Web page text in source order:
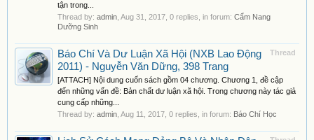
tận trong...
Thread by: admin Aug 31, 2017 , 0 replies, in forum: Cẩm Nang
Dưỡng Sinh
Thread
Báo Chí Và Dư Luận Xã Hội (NXB Lao Động
2011) - Nguyễn Văn Dững, 398 Trang
[ATTACH] Nội dung cuốn sách gồm 04 chương. Chương 1, đề cập
đến những vấn đề: Bản chất dư luận xã hội. Trong chương này tác giả
cung cấp những...
Thread by: admin Aug 11, 2017 , 0 replies, in forum: Báo Chí Học